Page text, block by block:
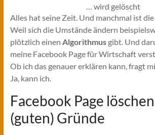
… wird gelöscht
Alles hat seine Zeit. Und manchmal ist
Weil sich die Umstände ändern
plötzlich einen Algorithmusgibt. Und
meine Facebook Page für Wirtschaft
Ob ich das genauer erklären kann, fragt
Ja, kann ich.
Facebook Page
(guten) Gründe